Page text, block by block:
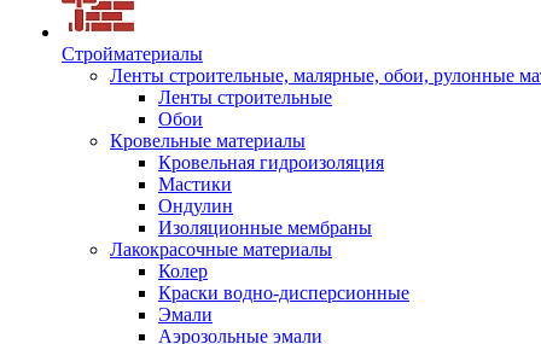
Стройматериалы
Ленты строительные, малярные, обои, рулонные
Ленты строительные
Обои
Кровельные материалы
Кровельная гидроизоляция
Мастики
Ондулин
Изоляционные мембраны
Лакокрасочные материалы
Колер
Краски водно-дисперсионные
Эмали
Аэрозольные эмали